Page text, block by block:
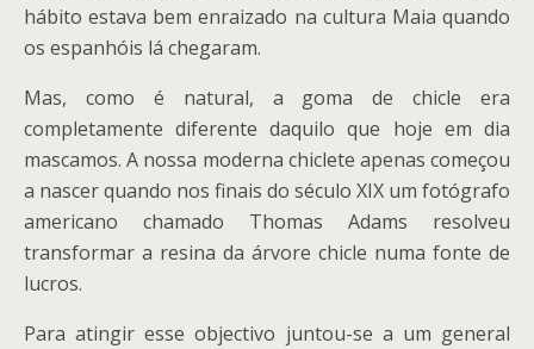
hábito estava bem enraizado na cultura Maia quando
os espanhóis lá chegaram.
Mas, como é natural, a goma de chicle era
completamente diferente daquilo que hoje em dia
mascamos. A nossa moderna chiclete apenas começou
a nascer quando nos finais do século XIX um fotógrafo
americano chamado Thomas Adams resolveu
transformar a resina da árvore chicle numa fonte de
lucros.
Para atingir esse objectivo juntou-se a um general